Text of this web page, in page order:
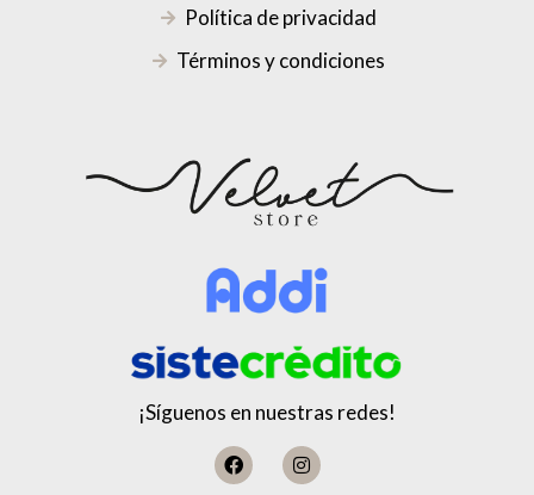
Política de privacidad
Términos y condiciones
¡Síguenos en nuestras redes!